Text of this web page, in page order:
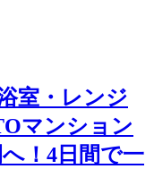
室・レンジ
マンション
！4日間で一